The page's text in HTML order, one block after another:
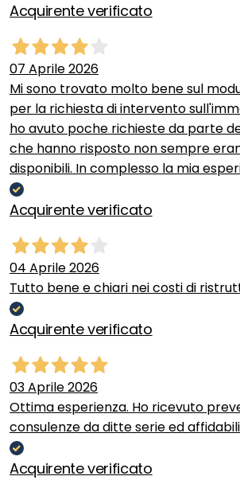
Acquirente verificato
07 Aprile 2026
Mi sono trovato molto bene sul
per la richiesta di intervento
ho avuto poche richieste da parte
che hanno risposto non sempre
disponibili. In complesso la mia
Acquirente verificato
04 Aprile 2026
Tutto bene e chiari nei costi di
Acquirente verificato
03 Aprile 2026
Ottima esperienza. Ho ricevuto
consulenze da ditte serie ed affidabili
Acquirente verificato